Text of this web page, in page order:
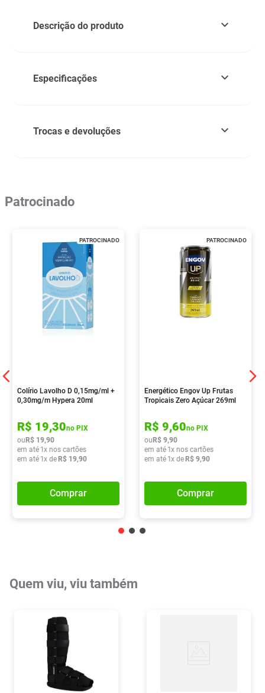
Descrição do produto
Especificações
Trocas e devoluções
Patrocinado
PATROCINADO
Colírio Lavolho D 0,15mg/ml +
0,30mg/m Hypera 20ml
R$ 19,30no PIX
ou R$ 19,90
em até 1x nos cartões
em até 1x de R$ 19,90
Comprar
PATROCINADO
Energético Engov Up Frutas
Tropicais Zero Açúcar 269ml
R$ 9,60no PIX
ou R$ 9,90
em até 1x nos cartões
em até 1x de R$ 9,90
Comprar
Quem viu, viu também